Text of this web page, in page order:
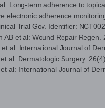
Long-term adherence to
electronic adherence
Trial Gov. Identifier:
AB et al: Wound Repair Regen.
et al: International Journal of
al: Dermatologic Surgery.
al: International Journal of